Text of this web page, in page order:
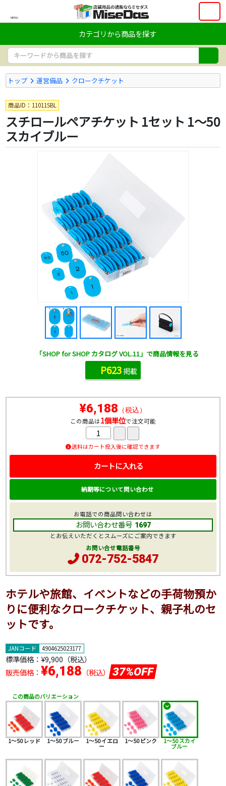
MENU
カテゴリから商品を探す
トップ 運営備品 クロークチケット
商品ID：11011SBL
スチロールペアチケット 1セット 1～50
スカイブルー
ホテルや旅館、イベントなどの手荷物預か
りに便利なクロークチケット、親子札のセ
ットです。
JANコード 4904625023177
標準価格： ¥9,900 （税込）
販売価格： ¥6,188 （税込） 37%OFF
この商品のバリエーション
1～50 レッド 1～50 ブルー 1～50 イエロ
ー
1～50 ピンク 1～50 スカイ
ブルー
¥6,188 （税込）
この商品は1個単位で注文可能
送料はカート投入後に確認できます
カートに入れる
納期等について問い合わせ
お電話での商品問い合わせは
お問い合わせ番号 1697
とお伝えいただくとスムーズにご案内できます
お問い合せ電話番号
072-752-5847
「SHOP for SHOP カタログ VOL.11」で商品情報を見る
P623掲載